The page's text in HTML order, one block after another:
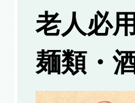
老人必
麺類・